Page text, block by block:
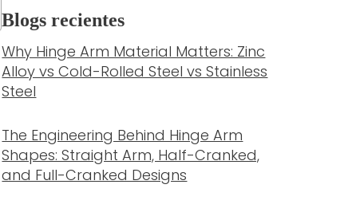
Blogs recientes
Why Hinge Arm Material Matters: Zinc
Alloy vs Cold-Rolled Steel vs Stainless
Steel
The Engineering Behind Hinge Arm
Shapes: Straight Arm, Half-Cranked,
and Full-Cranked Designs